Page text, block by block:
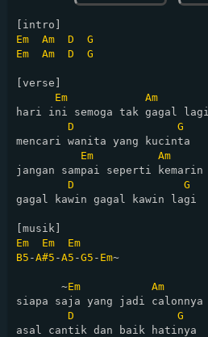
Em
Am D
G
Em
Am D G
[verse]
Em
Am
hari ini semoga tak gagal lagi
D
G
mencari wanita yang kucinta
Em
Am
jangan sampai seperti kemarin
D
G
gagal kawin gagal kawin lagi
Em
Em
Em
B5 -A#5 -A5 -G5 - Em~
       ~
Em
Am
siapa saja yang jadi calonnya
D
G
asal cantik dan baik hatinya